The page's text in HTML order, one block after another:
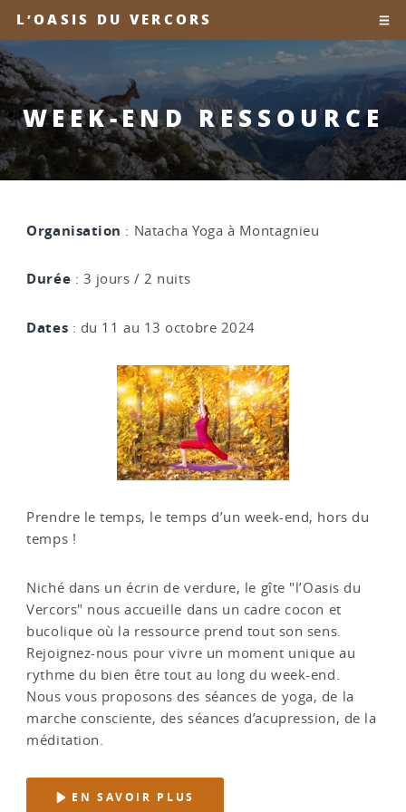
L’OASIS DU VERCORS
WEEK-END RESSOURCE
Organisation : Natacha Yoga à Montagnieu
Durée : 3 jours / 2 nuits
Dates : du 11 au 13 octobre 2024
Prendre le temps, le temps d’un week-end, hors du
temps !
Niché dans un écrin de verdure, le gîte "l’Oasis du
Vercors" nous accueille dans un cadre cocon et
bucolique où la ressource prend tout son sens.
Rejoignez-nous pour vivre un moment unique au
rythme du bien être tout au long du week-end.
Nous vous proposons des séances de yoga, de la
marche consciente, des séances d’acupression, de la
méditation.
EN SAVOIR PLUS